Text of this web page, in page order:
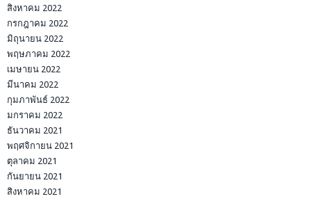
สิงหาคม 2022
กรกฎาคม 2022
มิถุนายน 2022
พฤษภาคม 2022
เมษายน 2022
มีนาคม 2022
กุมภาพันธ์ 2022
มกราคม 2022
ธันวาคม 2021
พฤศจิกายน 2021
ตุลาคม 2021
กันยายน 2021
สิงหาคม 2021